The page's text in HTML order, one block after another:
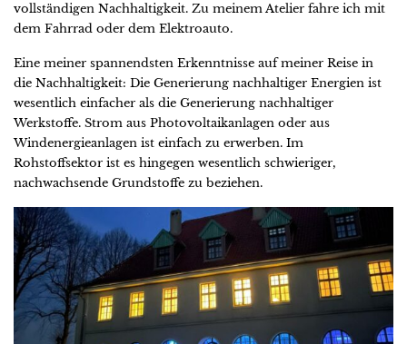
vollständigen Nachhaltigkeit. Zu meinem Atelier fahre ich mit
dem Fahrrad oder dem Elektroauto.
Eine meiner spannendsten Erkenntnisse auf meiner Reise in
die Nachhaltigkeit: Die Generierung nachhaltiger Energien ist
wesentlich einfacher als die Generierung nachhaltiger
Werkstoffe. Strom aus Photovoltaikanlagen oder aus
Windenergieanlagen ist einfach zu erwerben. Im
Rohstoffsektor ist es hingegen wesentlich schwieriger,
nachwachsende Grundstoffe zu beziehen.